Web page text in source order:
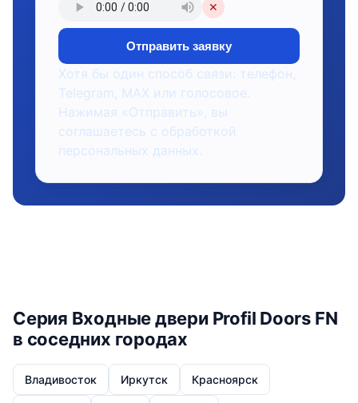
✕
Отправить заявку
Хотя бы один способ связи: телефон,
Telegram, MAX или голосовое.
Нажимая «Отправить», вы
соглашаетесь с обработкой
персональных данных.
Серия Входные двери Profil Doors FN
в соседних городах
Владивосток Иркутск Красноярск